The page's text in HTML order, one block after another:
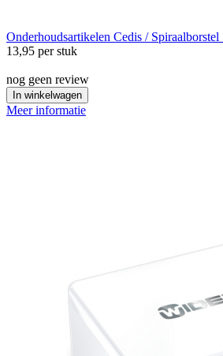
Onderhoudsartikelen Cedis /
13,95 per stuk
nog geen review
In winkelwagen
Meer informatie